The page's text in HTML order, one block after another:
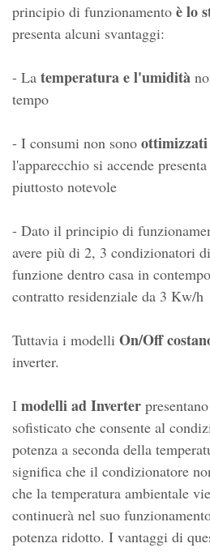
principio di funzionamento è lo
presenta alcuni svantaggi:
- La temperatura e l'umidità
tempo
- I consumi non sono ottimizzati
l'apparecchio si accende
piuttosto notevole
- Dato il principio di
avere più di 2, 3 condizionatori
funzione dentro casa in
contratto residenziale da 3 Kw/h
Tuttavia i modelli On/Off
inverter.
I modelli ad Inverter
sofisticato che consente al
potenza a seconda della
significa che il condizionatore
che la temperatura ambientale
continuerà nel suo
potenza ridotto. I vantaggi di